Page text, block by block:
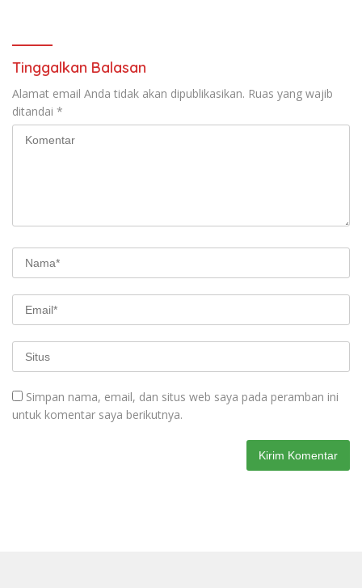
Tinggalkan Balasan
Alamat email Anda tidak akan dipublikasikan. Ruas yang wajib
ditandai *
Simpan nama, email, dan situs web saya pada peramban ini
untuk komentar saya berikutnya.